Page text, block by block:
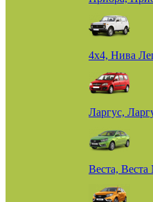
4х4, Нива
Ларгус,
Веста, Веста